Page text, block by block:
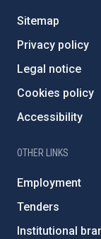
Sitemap
Privacy policy
Legal notice
Cookies policy
Accessibility
OTHER LINKS
Employment
Tenders
Institutional